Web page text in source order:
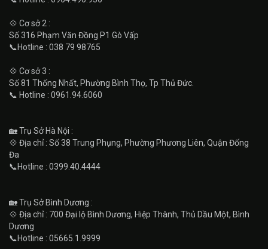
💠 Cơ sở 2 :
Số 316 Phạm Văn Đồng P1 Gò Vấp
📞Hotline : 038 79 98765
💠 Cơ sở 3 :
Số 81 Thống Nhất, Phường Bình Thọ, Tp Thủ Đức.
📞 Hotline : 0961.94.6060
🏡 Trụ Sở Hà Nội :
💠 Địa chỉ : Số 38 Trung Phụng, Phường Phương Liên, Quận Đống
Đa
📞Hotline : 0399.40.4444
🏡 Trụ Sở Bình Dương :
💠 Địa chỉ : 700 Đại lộ Bình Dương, Hiệp Thành, Thủ Dầu Một, Bình
Dương
📞Hotline : 05665.1.9999